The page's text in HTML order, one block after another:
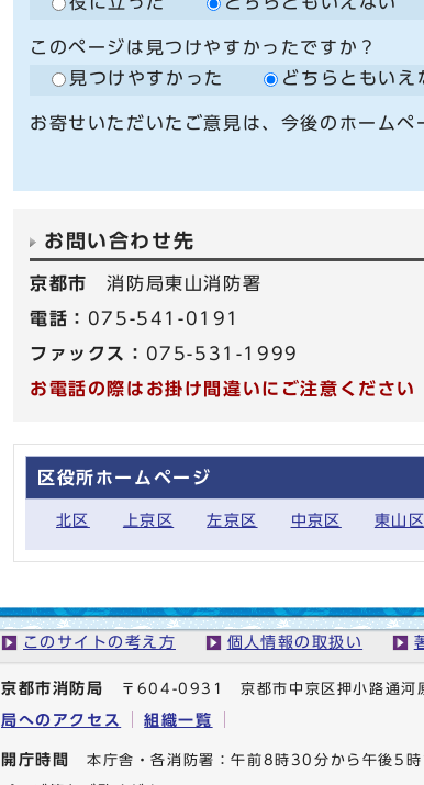
このページは見つけやすかったですか？
見つけやすかった
どちらともいえ
お寄せいただいたご意見は、今後のホームペ
お問い合わせ先
京都市消防局東山消防署
電話： 075-541-0191
ファックス： 075-531-1999
お電話の際はお掛け間違いにご注意ください
区役所ホームページ
北区 上京区 左京区 中京区 東山区
このサイトの考え方 個人情報の取扱い
京都市消防局 〒604-0931 京都市中京区押小路通
局へのアクセス
組織一覧
開庁時間 本庁舎・各消防署：午前8時30分から午後5